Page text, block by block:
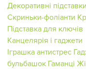
Декоративні підставки
Скриньки-фоліанти
Підставка для ключів
Канцелярія і гаджети
Іграшка антистрес
бульбашок Гаманці